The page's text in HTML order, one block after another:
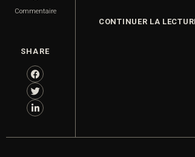
Commentaire
SHARE
CONTINUER LA